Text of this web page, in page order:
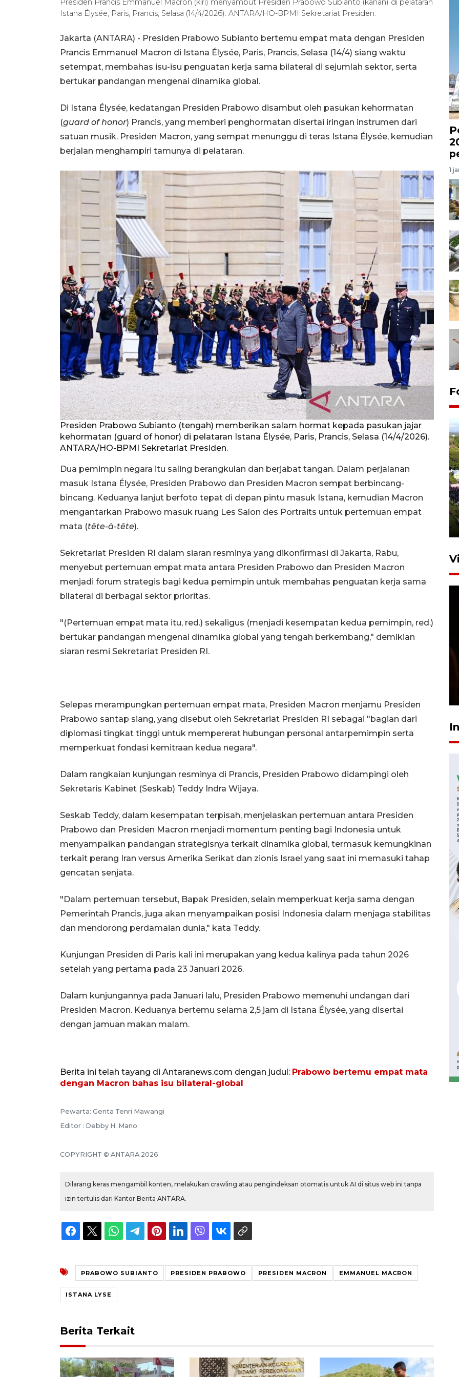
Presiden Prancis Emmanuel Macron (kiri) menyambut Presiden Prabowo Subianto (kanan) di pelataran
Istana Élysée, Paris, Prancis, Selasa (14/4/2026). ANTARA/HO-BPMI Sekretariat Presiden.
Jakarta (ANTARA) - Presiden Prabowo Subianto bertemu empat mata dengan Presiden
Prancis Emmanuel Macron di Istana Élysée, Paris, Prancis, Selasa (14/4) siang waktu
setempat, membahas isu-isu penguatan kerja sama bilateral di sejumlah sektor, serta
bertukar pandangan mengenai dinamika global.
Di Istana Élysée, kedatangan Presiden Prabowo disambut oleh pasukan kehormatan
(guard of honor) Prancis, yang memberi penghormatan disertai iringan instrumen dari
satuan musik. Presiden Macron, yang sempat menunggu di teras Istana Élysée, kemudian
berjalan menghampiri tamunya di pelataran.
Presiden Prabowo Subianto (tengah) memberikan salam hormat kepada pasukan jajar
kehormatan (guard of honor) di pelataran Istana Élysée, Paris, Prancis, Selasa (14/4/2026).
ANTARA/HO-BPMI Sekretariat Presiden.
Dua pemimpin negara itu saling berangkulan dan berjabat tangan. Dalam perjalanan
masuk Istana Élysée, Presiden Prabowo dan Presiden Macron sempat berbincang-
bincang. Keduanya lanjut berfoto tepat di depan pintu masuk Istana, kemudian Macron
mengantarkan Prabowo masuk ruang Les Salon des Portraits untuk pertemuan empat
mata (tête-à-tête).
Sekretariat Presiden RI dalam siaran resminya yang dikonfirmasi di Jakarta, Rabu,
menyebut pertemuan empat mata antara Presiden Prabowo dan Presiden Macron
menjadi forum strategis bagi kedua pemimpin untuk membahas penguatan kerja sama
bilateral di berbagai sektor prioritas.
"(Pertemuan empat mata itu, red.) sekaligus (menjadi kesempatan kedua pemimpin, red.)
bertukar pandangan mengenai dinamika global yang tengah berkembang," demikian
siaran resmi Sekretariat Presiden RI.
Selepas merampungkan pertemuan empat mata, Presiden Macron menjamu Presiden
Prabowo santap siang, yang disebut oleh Sekretariat Presiden RI sebagai "bagian dari
diplomasi tingkat tinggi untuk mempererat hubungan personal antarpemimpin serta
memperkuat fondasi kemitraan kedua negara".
Dalam rangkaian kunjungan resminya di Prancis, Presiden Prabowo didampingi oleh
Sekretaris Kabinet (Seskab) Teddy Indra Wijaya.
Seskab Teddy, dalam kesempatan terpisah, menjelaskan pertemuan antara Presiden
Prabowo dan Presiden Macron menjadi momentum penting bagi Indonesia untuk
menyampaikan pandangan strategisnya terkait dinamika global, termasuk kemungkinan
terkait perang Iran versus Amerika Serikat dan zionis Israel yang saat ini memasuki tahap
gencatan senjata.
"Dalam pertemuan tersebut, Bapak Presiden, selain memperkuat kerja sama dengan
Pemerintah Prancis, juga akan menyampaikan posisi Indonesia dalam menjaga stabilitas
dan mendorong perdamaian dunia," kata Teddy.
Kunjungan Presiden di Paris kali ini merupakan yang kedua kalinya pada tahun 2026
setelah yang pertama pada 23 Januari 2026.
Dalam kunjungannya pada Januari lalu, Presiden Prabowo memenuhi undangan dari
Presiden Macron. Keduanya bertemu selama 2,5 jam di Istana Élysée, yang disertai
dengan jamuan makan malam.
Berita ini telah tayang di Antaranews.com dengan judul: Prabowo bertemu empat mata
dengan Macron bahas isu bilateral-global
Pewarta: Genta Tenri Mawangi
Editor : Debby H. Mano
COPYRIGHT © ANTARA 2026
Dilarang keras mengambil konten, melakukan crawling atau pengindeksan otomatis untuk AI di situs web ini tanpa
izin tertulis dari Kantor Berita ANTARA.
PRABOWO SUBIANTO PRESIDEN PRABOWO PRESIDEN MACRON EMMANUEL MACRON
ISTANA LYSE
Berita Terkait
1
UPACARA HUT KE-78
REPUBLIK INDONESIA DI
GORONTALO
2026-08-05 12:00:00